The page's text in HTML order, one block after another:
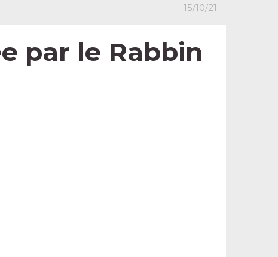
15/10/21
par le Rabbin